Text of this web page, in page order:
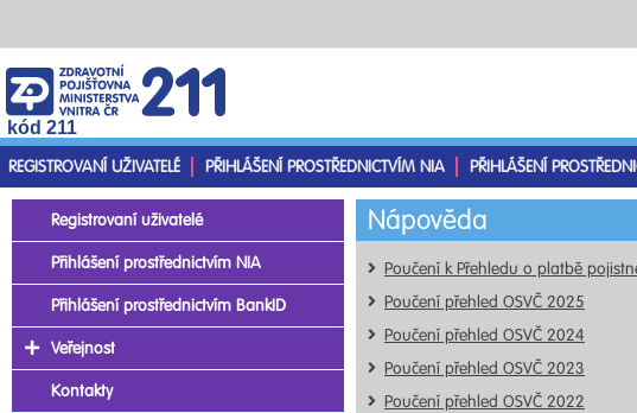
kód 211
REGISTROVANÍ UŽIVATELÉ
PŘIHLÁŠENÍ PROSTŘEDNICTVÍM NIA PŘIHLÁŠENÍ
Nápověda
Poučení k Přehledu o platbě
Poučení přehled OSVČ 2025
Poučení přehled OSVČ 2024
Poučení přehled OSVČ 2023
Poučení přehled OSVČ 2022
Registrovaní uživatelé
Přihlášení prostřednictvím NIA
Přihlášení prostřednictvím BankID
Veřejnost
Kontakty